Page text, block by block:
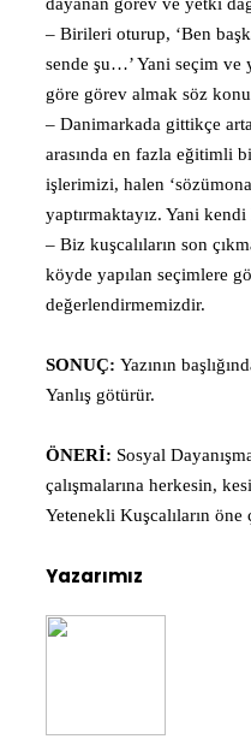
– Birileri oturup, ‘Ben
sende şu…’ Yani seçim
göre görev almak söz
– Danimarkada gittikçe
arasında en fazla eğitimli
işlerimizi, halen ‘sözümona
yaptırmaktayız. Yani
– Biz kuşcalıların son
köyde yapılan seçimlere
değerlendirmemizdir.
SONUÇ: Yazının
Yanlış götürür.
ÖNERİ: Sosyal
çalışmalarına herkesin,
Yetenekli Kuşcalıların öne
Yazarımız